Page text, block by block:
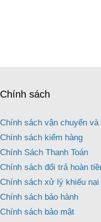
Chính sách
Chính sách vận chuyển và
Chính sách kiểm hàng
Chính Sách Thanh Toán
Chính sách đổi trả hoàn
Chính sách xử lý khiếu nại
Chính sách bảo hành
Chính sách bảo mật